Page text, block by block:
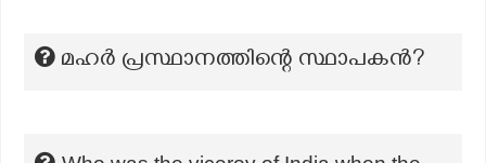
മഹർ പ്രസ്ഥാനത്തിന്റെ സ്ഥാപകൻ?